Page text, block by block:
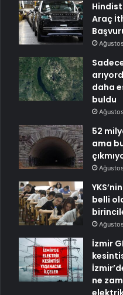
Araç
daha
buldu
52
ama
belli
İzmir
ne